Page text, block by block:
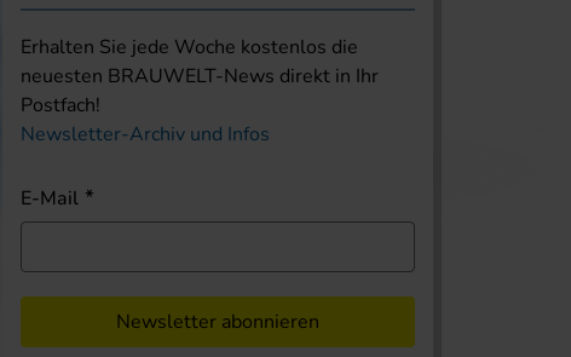
Erhalten Sie jede Woche kostenlos die
neuesten BRAUWELT-News direkt in Ihr
Postfach!
Newsletter-Archiv und Infos
E-Mail
Newsletter abonnieren